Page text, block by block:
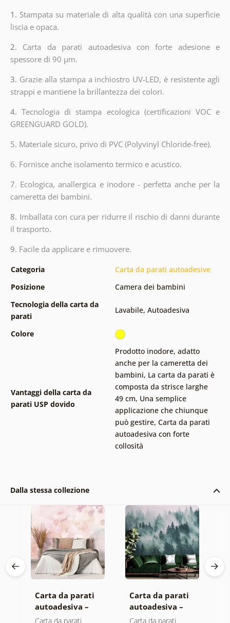
1. Stampata su materiale di alta qualità con una superficie
liscia e opaca.
2. Carta da parati autoadesiva con forte adesione e
spessore di 90 µm.
3. Grazie alla stampa a inchiostro UV-LED, è resistente agli
strappi e mantiene la brillantezza dei colori.
4.Tecnologia di stampa ecologica (certificazioni VOC e
GREENGUARD GOLD).
5. Materiale sicuro, privo di PVC (Polyvinyl Chloride-free).
6. Fornisce anche isolamento termico e acustico.
7. Ecologica, anallergica e inodore - perfetta anche per la
cameretta dei bambini.
8. Imballata con cura per ridurre il rischio di danni durante
il trasporto.
9. Facile da applicare e rimuovere.
Categoria
Carta da parati autoadesive
Posizione
Camera dei bambini
Tecnologia della carta da
parati
Lavabile, Autoadesiva
Colore
Vantaggi della carta da
parati USP dovido
Prodotto inodore, adatto
anche per la cameretta dei
bambini, La carta da parati è
composta da strisce larghe
49 cm, Una semplice
applicazione che chiunque
può gestire, Carta da parati
autoadesiva con forte
collosità
Dalla stessa collezione
Carta da parati
autoadesiva –
Foglie con
Carta da parati
Carta da parati
autoadesiva –
Foresta nella
Carta da parati